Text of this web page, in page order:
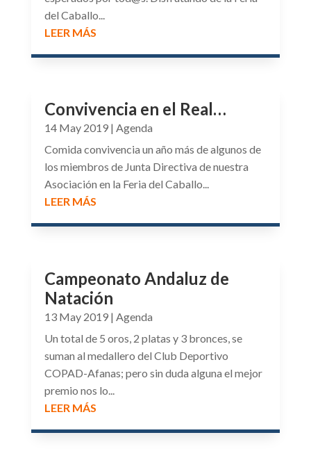
del Caballo...
LEER MÁS
Convivencia en el Real…
14 May 2019| Agenda
Comida convivencia un año más de algunos de
los miembros de Junta Directiva de nuestra
Asociación en la Feria del Caballo...
LEER MÁS
Campeonato Andaluz de
Natación
13 May 2019| Agenda
Un total de 5 oros, 2 platas y 3 bronces, se
suman al medallero del Club Deportivo
COPAD-Afanas; pero sin duda alguna el mejor
premio nos lo...
LEER MÁS